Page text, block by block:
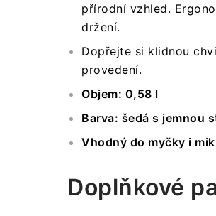
přírodní vzhled.
držení.
Dopřejte si klidnou
provedení.
Objem: 0,58 l
Barva: šedá s jemnou
Vhodný do myčky i
Doplňkové